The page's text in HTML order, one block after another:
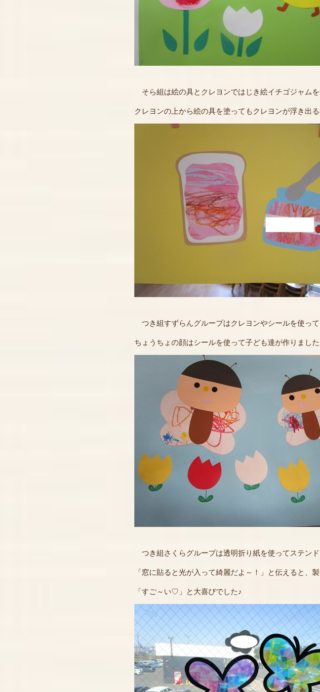
そら組は絵の具とクレヨンではじき絵イチゴジャムを
クレヨンの上から絵の具を塗ってもクレヨンが浮き出
つき組すずらんグループはクレヨンやシールを使っ
ちょうちょの顔はシールを使って子ども達が作りまし
つき組さくらグループは透明折り紙を使ってステンド
「窓に貼ると光が入って綺麗だよ～！」と伝えると、
「すご～い♡」と大喜びでした♪